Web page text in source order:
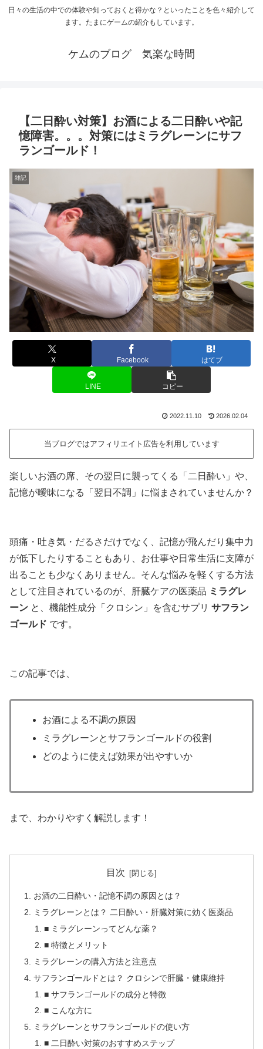
日々の生活の中での体験や知っておくと得かな？といったことを色々紹介して
ます。たまにゲームの紹介もしています。
ケムのブログ 気楽な時間
【二日酔い対策】お酒による二日酔いや記
憶障害。。。対策にはミラグレーンにサフ
ランゴールド！
雑記
X Facebook はてブ
LINE コピー
2022.11.10 2026.02.04
当ブログではアフィリエイト広告を利用しています
楽しいお酒の席、その翌日に襲ってくる「二日酔い」や、
記憶が曖昧になる「翌日不調」に悩まされていませんか？
頭痛・吐き気・だるさだけでなく、記憶が飛んだり集中力
が低下したりすることもあり、お仕事や日常生活に支障が
出ることも少なくありません。そんな悩みを軽くする方法
として注目されているのが、肝臓ケアの医薬品 ミラグレ
ーン と、機能性成分「クロシン」を含むサプリ サフラン
ゴールド です。
この記事では、
お酒による不調の原因
ミラグレーンとサフランゴールドの役割
どのように使えば効果が出やすいか
まで、わかりやすく解説します！
目次
お酒の二日酔い・記憶不調の原因とは？
ミラグレーンとは？ 二日酔い・肝臓対策に効く医薬品
■ ミラグレーンってどんな薬？
■ 特徴とメリット
ミラグレーンの購入方法と注意点
サフランゴールドとは？ クロシンで肝臓・健康維持
■ サフランゴールドの成分と特徴
■ こんな方に
ミラグレーンとサフランゴールドの使い方
■ 二日酔い対策のおすすめステップ